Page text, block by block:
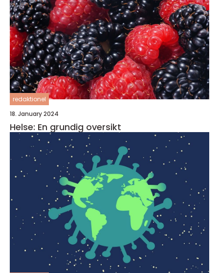
redaktionel
18. January 2024
Helse: En grundig oversikt